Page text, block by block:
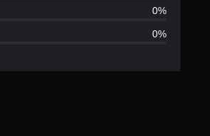
為
5
顆
0%
0%